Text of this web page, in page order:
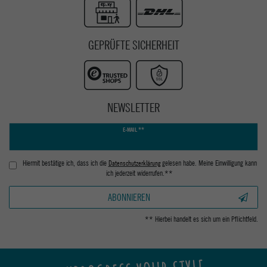
GEPRÜFTE SICHERHEIT
NEWSLETTER
E-MAIL **
Hiermit bestätige ich, dass ich die Daten­schutz­erklärunggelesen habe. Meine Einwilligung kann
ich jederzeit widerrufen.**
ABONNIEREN
** Hierbei handelt es sich um ein Pflichtfeld.